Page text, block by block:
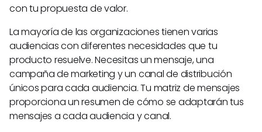
con tu propuesta de valor.
La mayoría de las organizaciones tienen varias
audiencias con diferentes necesidades que tu
producto resuelve. Necesitas un mensaje, una
campaña de marketing y un canal de distribución
únicos para cada audiencia. Tu matriz de mensajes
proporciona un resumen de cómo se adaptarán tus
mensajes a cada audiencia y canal.